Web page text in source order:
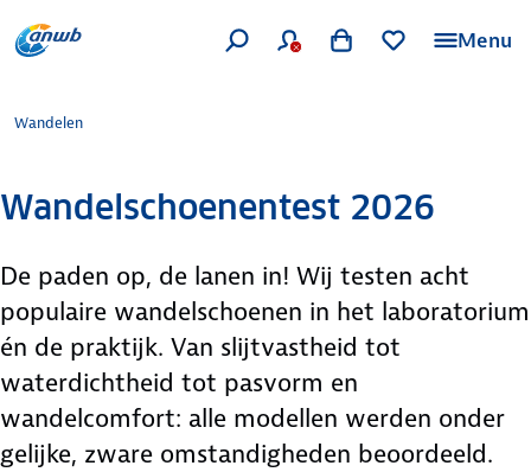
Menu
Wandelen
Wandelschoenentest 2026
De paden op, de lanen in! Wij testen acht
populaire wandelschoenen in het laboratorium
én de praktijk. Van slijtvastheid tot
waterdichtheid tot pasvorm en
wandelcomfort: alle modellen werden onder
gelijke, zware omstandigheden beoordeeld.